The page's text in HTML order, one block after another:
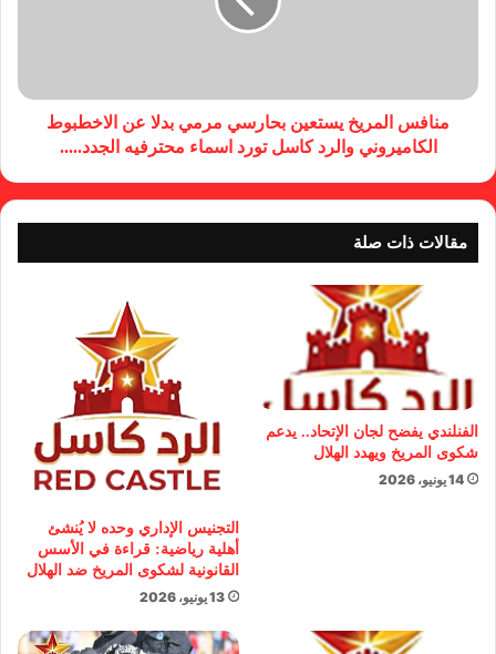
منافس المريخ يستعين بحارسي مرمي بدلا عن الاخطبوط
الكاميروني والرد كاسل تورد اسماء محترفيه الجدد.....
مقالات ذات صلة
الفنلندي يفضح لجان الإتحاد.. يدعم
شكوى المريخ ويهدد الهلال
14 يونيو، 2026
التجنيس الإداري وحده لا يُنشئ
أهلية رياضية: قراءة في الأسس
القانونية لشكوى المريخ ضد الهلال
13 يونيو، 2026